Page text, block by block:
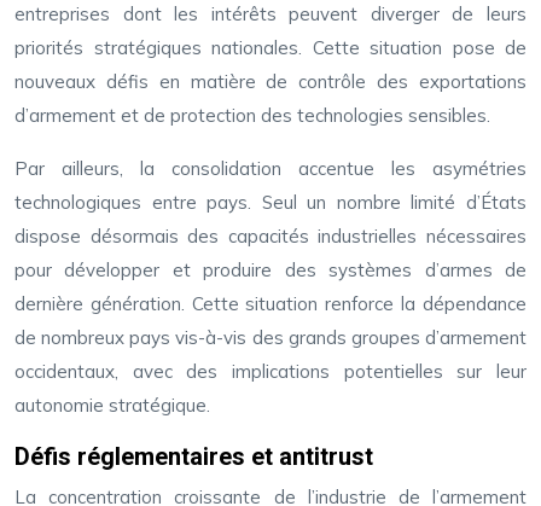
entreprises dont les intérêts peuvent diverger de leurs
priorités stratégiques nationales. Cette situation pose de
nouveaux défis en matière de contrôle des exportations
d’armement et de protection des technologies sensibles.
Par ailleurs, la consolidation accentue les asymétries
technologiques entre pays. Seul un nombre limité d’États
dispose désormais des capacités industrielles nécessaires
pour développer et produire des systèmes d’armes de
dernière génération. Cette situation renforce la dépendance
de nombreux pays vis-à-vis des grands groupes d’armement
occidentaux, avec des implications potentielles sur leur
autonomie stratégique.
Défis réglementaires et antitrust
La concentration croissante de l’industrie de l’armement